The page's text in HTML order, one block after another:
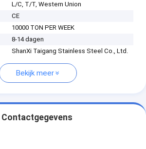
L/C, T/T, Western Union
CE
10000 TON PER WEEK
8-14 dagen
ShanXi Taigang Stainless Steel Co., Ltd.
Bekijk meer
Contactgegevens